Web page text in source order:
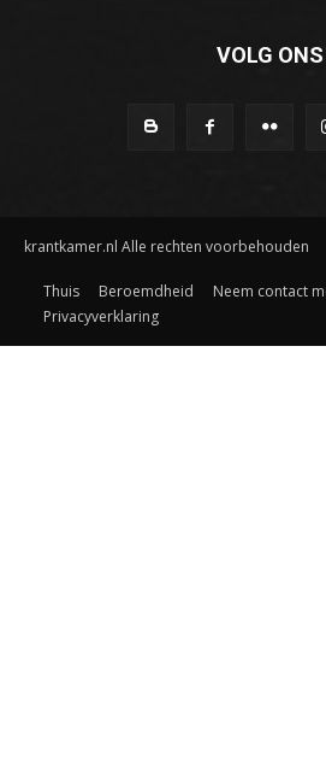
VOLG ONS
krantkamer.nl Alle rechten voorbehouden
Thuis Beroemdheid Neem contact
Privacyverklaring